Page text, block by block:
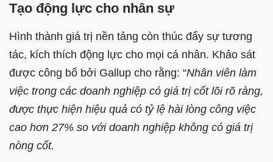
Tạo động lực cho nhân sự
Hình thành giá trị nền tảng còn thúc đẩy sự tương
tác, kích thích động lực cho mọi cá nhân. Khảo sát
được công bố bởi Gallup cho rằng: “Nhân viên làm
việc trong các doanh nghiệp có giá trị cốt lõi rõ ràng,
được thực hiện hiệu quả có tỷ lệ hài lòng công việc
cao hơn 27% so với doanh nghiệp không có giá trị
nòng cốt.